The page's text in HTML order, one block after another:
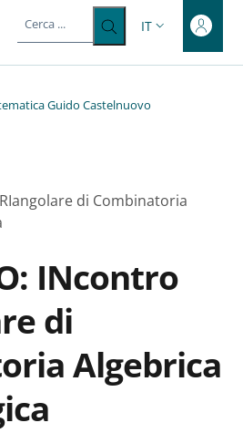
SELETTORE
IT
Guido Castelnuovo
di Combinatoria
INcontro
di
Algebrica